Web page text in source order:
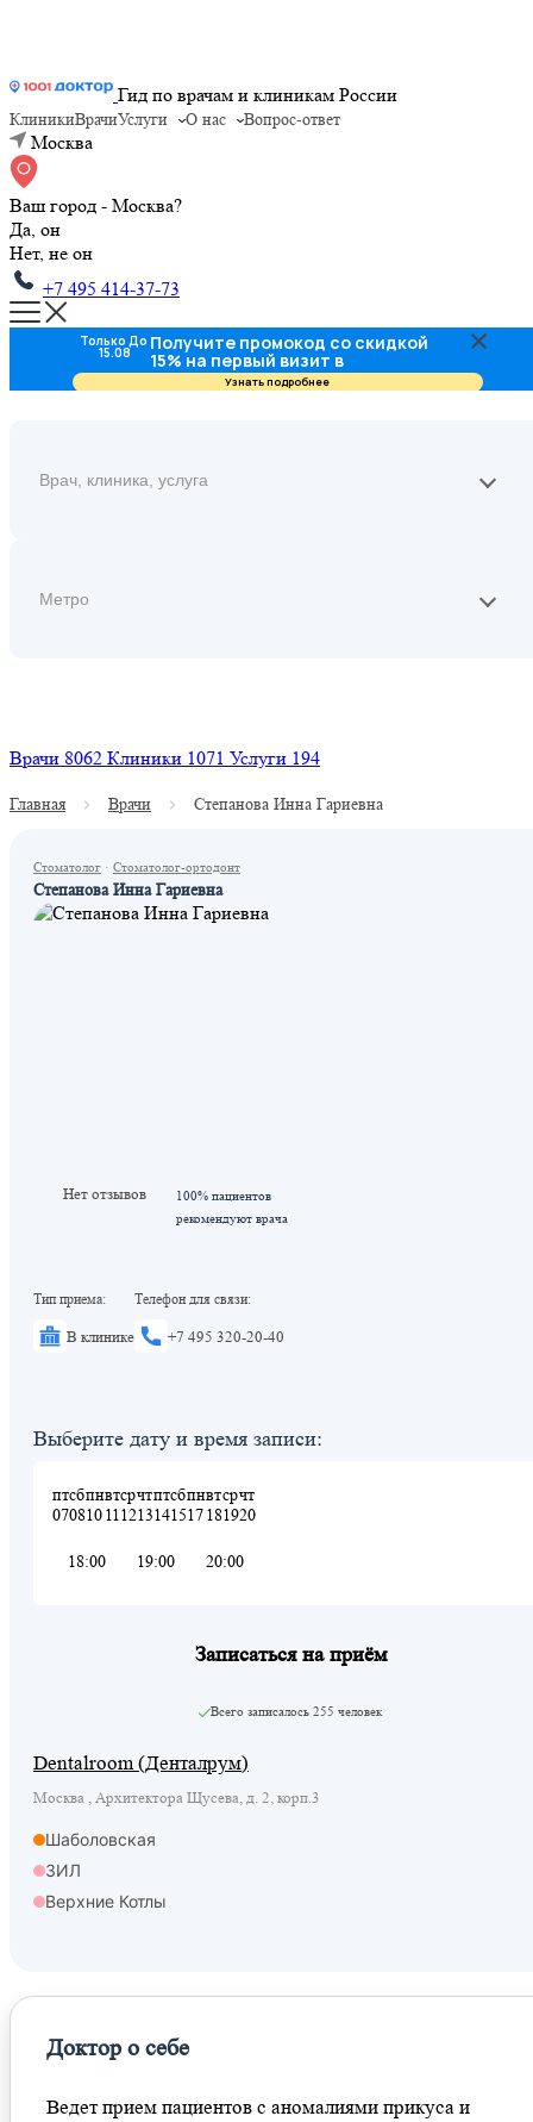
Гид по врачам и клиникам России
КлиникиВрачиУслуги О нас Вопрос-ответ
Москва
Ваш город - Москва?
Да, он
Нет, не он
+7 495 414-37-73
Врачи 8062 Клиники 1071 Услуги 194
Главная Врачи Степанова Инна Гариевна
Стоматолог · Стоматолог-ортодонт
Степанова Инна Гариевна
Нет отзывов
100% пациентов
рекомендуют врача
Тип приема:
В клинике
Телефон для связи:
+7 495 320-20-40
Выберите дату и время записи:
пт
07
сб
08
пн
10
вт
11
ср
12
чт
13
пт
14
сб
15
пн
17
вт
18
ср
19
чт
20
18:00 19:00 20:00
Записаться на приём
Всего записалось 255 человек
Dentalroom (Денталрум)
Москва , Архитектора Щусева, д. 2, корп.3
Шаболовская
ЗИЛ
Верхние Котлы
Доктор о себе
Ведет прием пациентов с аномалиями прикуса и
Только До
15.08 Получите промокод со скидкой
15% на первый визит в
стоматологию
Узнать подробнее